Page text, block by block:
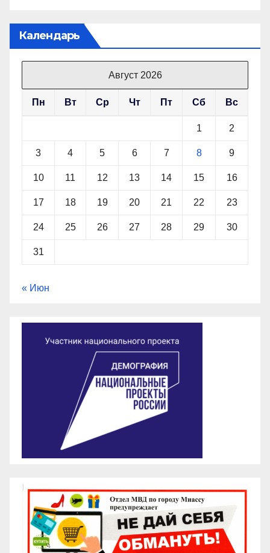
Календарь
Август 2026
Пн Вт Ср Чт Пт Сб Вс
1 2
3 4 5 6 7 8 9
10 11 12 13 14 15 16
17 18 19 20 21 22 23
24 25 26 27 28 29 30
31
« Июн